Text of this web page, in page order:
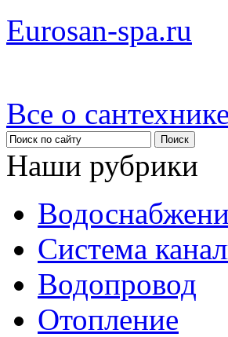
Eurosan-spa.ru
Все о сантехнике
Наши рубрики
Система
Водопровод
Отопление